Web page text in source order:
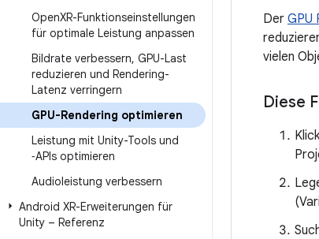
OpenXR-Funktionseinstellungen
für optimale Leistung anpassen
Bildrate verbessern, GPU-Last
reduzieren und Rendering-
Latenz verringern
GPU-Rendering optimieren
Leistung mit Unity-Tools und
‑APIs optimieren
Audioleistung verbessern
Android XR-Erweiterungen für
Unity – Referenz
Der GPU
vielen
Diese